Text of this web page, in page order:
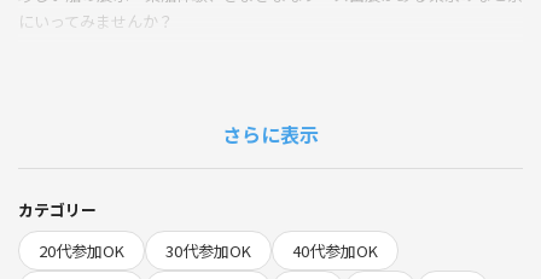
にいってみませんか？
1941年 (昭和16年) 5月20日に国際貿易港として開港しました。「東京み
なと祭」はこの開港記念日を祝して行われるイベントです。毎年、東京
港の役割や魅力を伝えるイベントとして、参加型・体験型のコンテンツ
さらに表示
カテゴリー
20代参加OK
30代参加OK
40代参加OK